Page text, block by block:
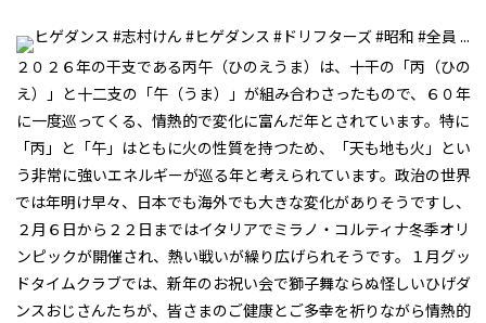
２０２６年の干支である丙午（ひのえうま）は、十干の「丙（ひの
え）」と十二支の「午（うま）」が組み合わさったもので、６０年
に一度巡ってくる、情熱的で変化に富んだ年とされています。特に
「丙」と「午」はともに火の性質を持つため、「天も地も火」とい
う非常に強いエネルギーが巡る年と考えられています。政治の世界
では年明け早々、日本でも海外でも大きな変化がありそうですし、
２月６日から２２日まではイタリアでミラノ・コルティナ冬季オリ
ンピックが開催され、熱い戦いが繰り広げられそうです。１月グッ
ドタイムクラブでは、新年のお祝い会で獅子舞ならぬ怪しいひげダ
ンスおじさんたちが、皆さまのご健康とご多幸を祈りながら情熱的